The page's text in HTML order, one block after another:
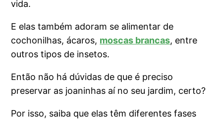
vida.
E elas também adoram se alimentar de
cochonilhas, ácaros, moscas brancas, entre
outros tipos de insetos.
Então não há dúvidas de que é preciso
preservar as joaninhas aí no seu jardim, certo?
Por isso, saiba que elas têm diferentes fases